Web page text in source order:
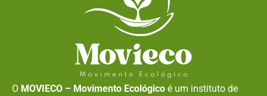
O MOVIECO – Movimento Ecológico é um instituto de